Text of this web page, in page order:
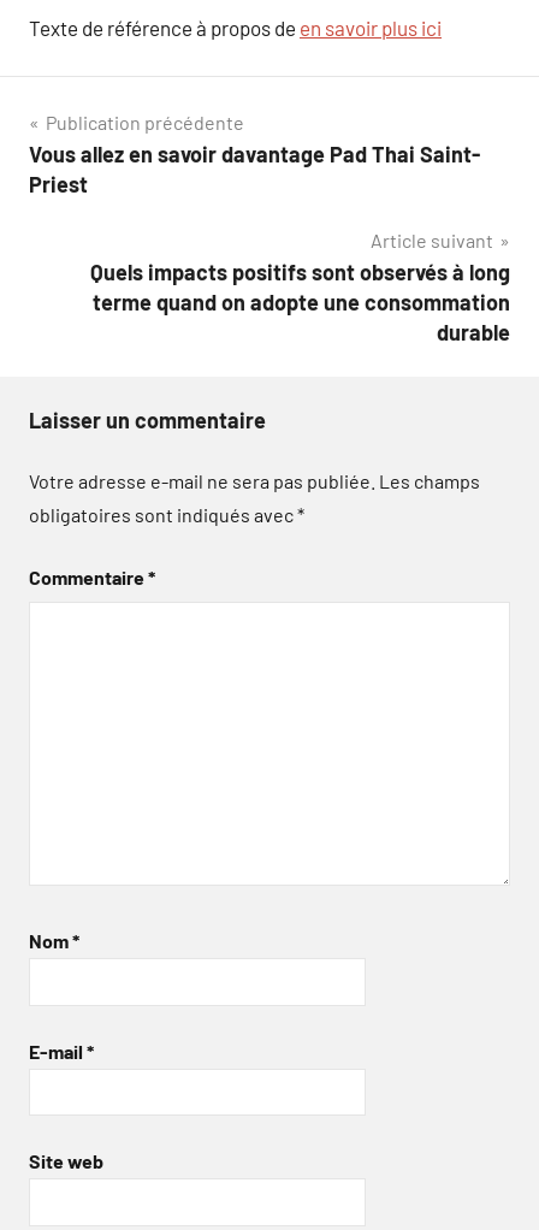
Texte de référence à propos de en savoir plus ici
Navigation
de
Publication précédente
Vous allez en savoir davantage Pad Thai Saint-
Priest
Article suivant
Quels impacts positifs sont observés à long
terme quand on adopte une consommation
durable
Laisser un commentaire
Votre adresse e-mail ne sera pas publiée. Les champs
obligatoires sont indiqués avec*
Commentaire*
Nom*
E-mail *
Site web